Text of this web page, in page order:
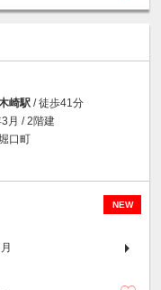
崎駅 / 徒歩41分
月 / 2階建
口町
NEW